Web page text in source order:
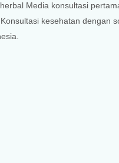
Media konsultasi
kesehatan dengan